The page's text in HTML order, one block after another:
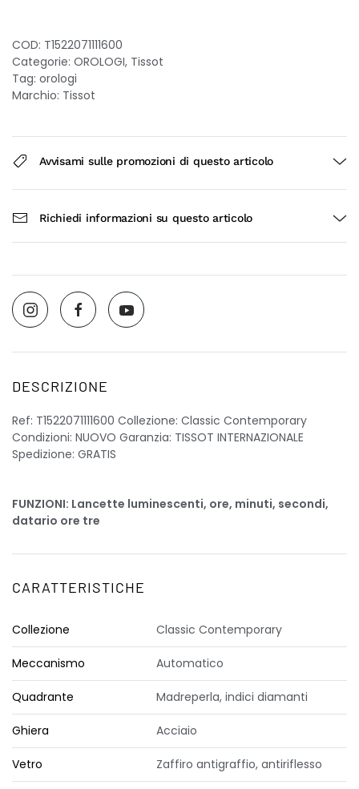
COD: T1522071111600
Categorie: OROLOGI, Tissot
Tag: orologi
Marchio: Tissot
Avvisami sulle promozioni di questo articolo
Richiedi informazioni su questo articolo
DESCRIZIONE
Ref: T1522071111600 Collezione: Classic Contemporary
Condizioni: NUOVO Garanzia: TISSOT INTERNAZIONALE
Spedizione: GRATIS
FUNZIONI: Lancette luminescenti, ore, minuti, secondi,
datario ore tre
CARATTERISTICHE
Collezione Classic Contemporary
Meccanismo Automatico
Quadrante Madreperla, indici diamanti
Ghiera Acciaio
Vetro Zaffiro antigraffio, antiriflesso